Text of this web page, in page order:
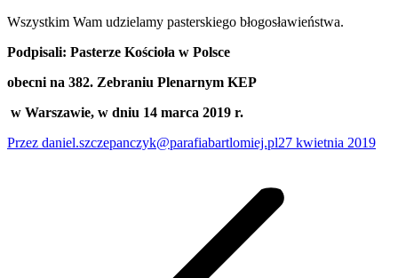
Wszystkim Wam udzielamy pasterskiego błogosławieństwa.
Podpisali: Pasterze Kościoła w Polsce
obecni na 382. Zebraniu Plenarnym KEP
w Warszawie, w dniu 14 marca 2019 r.
Przez daniel.szczepanczyk@parafiabartlomiej.pl27 kwietnia 2019